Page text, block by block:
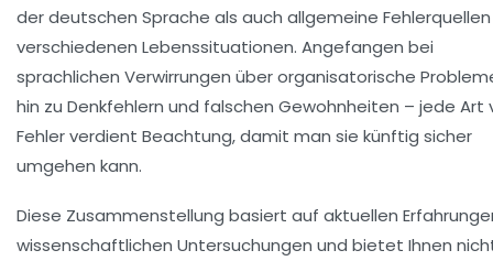
der deutschen Sprache als auch allgemeine
verschiedenen Lebenssituationen. Angefangen bei
sprachlichen Verwirrungen über organisatorische
hin zu Denkfehlern und falschen Gewohnheiten – jede Art
Fehler verdient Beachtung, damit man sie künftig sicher
umgehen kann.
Diese Zusammenstellung basiert auf aktuellen
wissenschaftlichen Untersuchungen und bietet Ihnen